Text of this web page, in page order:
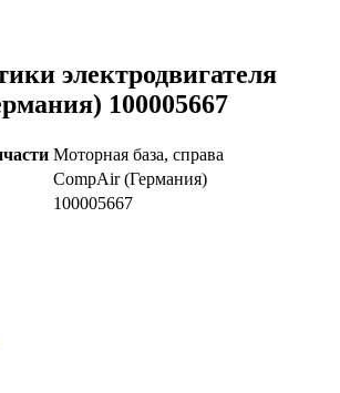
электродвигателя
100005667
Моторная база, справа
CompAir (Германия)
100005667